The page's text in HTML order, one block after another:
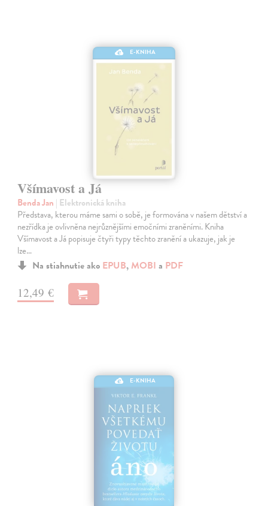
E-KNIHA
Všímavost a Já
Benda Jan | Elektronická kniha
Představa, kterou máme sami o sobě, je formována v našem dětství a
nezřídka je ovlivněna nejrůznějšími emočními zraněními. Kniha
Všímavost a Já popisuje čtyři typy těchto zranění a ukazuje, jak je
lze…
Na stiahnutie ako EPUB, MOBI a PDF
12,49 €
E-KNIHA